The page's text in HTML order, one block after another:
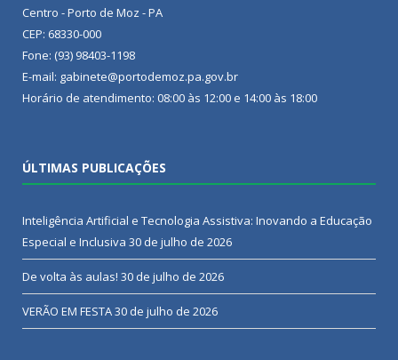
Centro - Porto de Moz - PA
CEP: 68330-000
Fone: (93) 98403-1198
E-mail: gabinete@portodemoz.pa.gov.br
Horário de atendimento: 08:00 às 12:00 e 14:00 às 18:00
ÚLTIMAS PUBLICAÇÕES
Inteligência Artificial e Tecnologia Assistiva: Inovando a Educação
Especial e Inclusiva 30 de julho de 2026
De volta às aulas! 30 de julho de 2026
VERÃO EM FESTA30 de julho de 2026